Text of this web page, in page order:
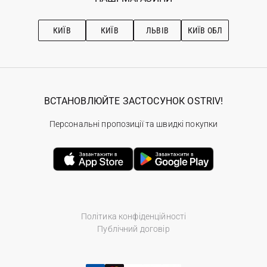
Рекомендації з догляду
КИЇВ КИЇВ ЛЬВІВ КИЇВ ОБЛ
Політика конфіденційності
Публічний договір
ВСТАНОВЛЮЙТЕ ЗАСТОСУНОК OSTRIV!
Персональні пропозиції та швидкі покупки